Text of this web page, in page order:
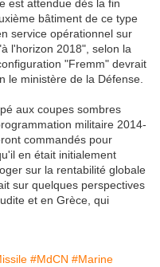
est attendue dès la fin
bâtiment de ce type
service opérationnel sur
l'horizon 2018", selon la
"Fremm" devrait
le ministère de la Défense.
aux coupes sombres
militaire 2014-
commandés pour
en était initialement
sur la rentabilité globale
sur quelques perspectives
et en Grèce, qui
#MdCN #Marine